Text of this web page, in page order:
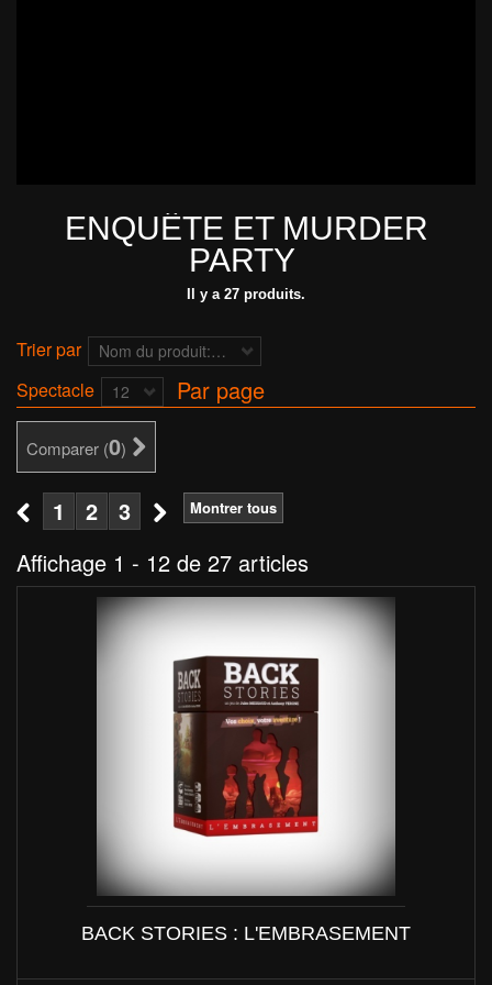
ENQUÊTE ET MURDER
PARTY
Il y a 27 produits.
Trier par Nom du produit: de A à Z
Spectacle 12 Par page
Comparer (0)
Montrer tous
1 2
3
Affichage 1 - 12 de 27 articles
BACK STORIES : L'EMBRASEMENT